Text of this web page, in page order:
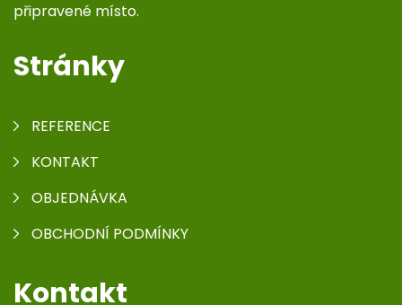
připravené místo.
Stránky
REFERENCE
KONTAKT
OBJEDNÁVKA
OBCHODNÍ PODMÍNKY
Kontakt